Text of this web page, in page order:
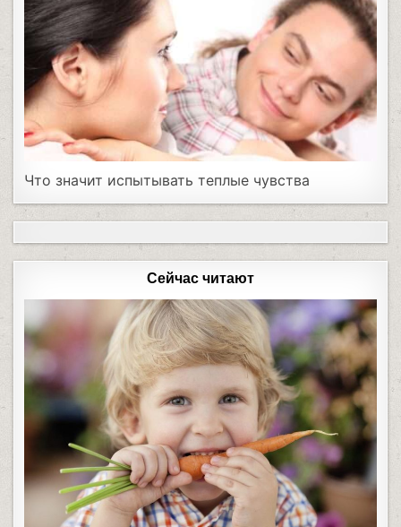
Что значит испытывать теплые чувства
Сейчас читают